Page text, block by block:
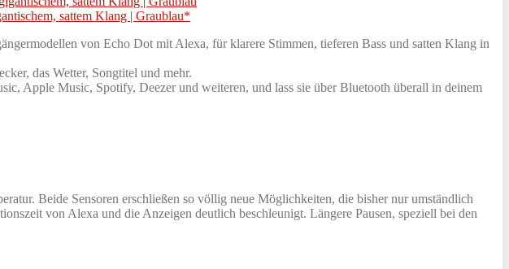
sattem Klang | Graublau*
von Echo Dot mit Alexa, für klarere Stimmen, tieferen Bass und satten Klang in
das Wetter, Songtitel und mehr.
Music, Spotify, Deezer und weiteren, und lass sie über Bluetooth überall in deinem
Beide Sensoren erschließen so völlig neue Möglichkeiten, die bisher nur umständlich
von Alexa und die Anzeigen deutlich beschleunigt. Längere Pausen, speziell bei den